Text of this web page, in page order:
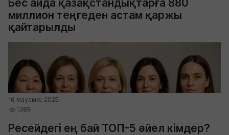
Бес айда қазақстандықтарға 880
миллион теңгеден астам қаржы
қайтарылды
16 маусым, 2025
1385
Ресейдегі ең бай ТОП-5 әйел кімдер?